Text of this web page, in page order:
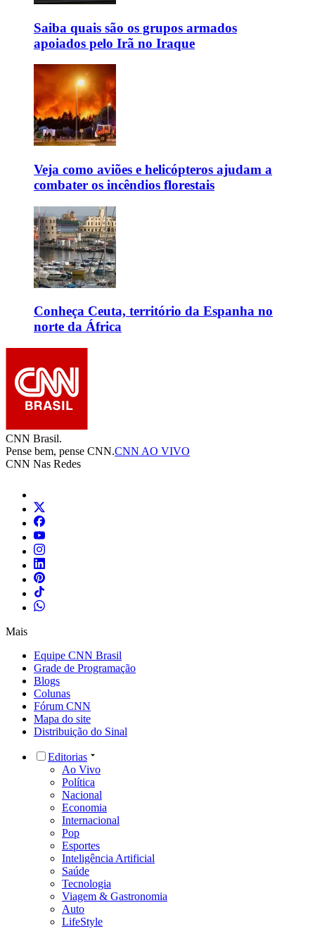
Saiba quais são os grupos armados
apoiados pelo Irã no Iraque
Veja como aviões e helicópteros ajudam a
combater os incêndios florestais
Conheça Ceuta, território da Espanha no
norte da África
CNN Brasil.
Pense bem, pense CNN.CNN AO VIVO
CNN Nas Redes
Mais
Equipe CNN Brasil
Grade de Programação
Blogs
Colunas
Fórum CNN
Mapa do site
Distribuição do Sinal
Editorias
Ao Vivo
Política
Nacional
Economia
Internacional
Pop
Esportes
Inteligência Artificial
Saúde
Tecnologia
Viagem & Gastronomia
Auto
LifeStyle